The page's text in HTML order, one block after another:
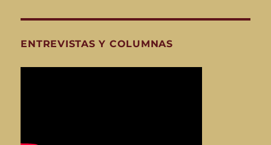
ENTREVISTAS Y COLUMNAS